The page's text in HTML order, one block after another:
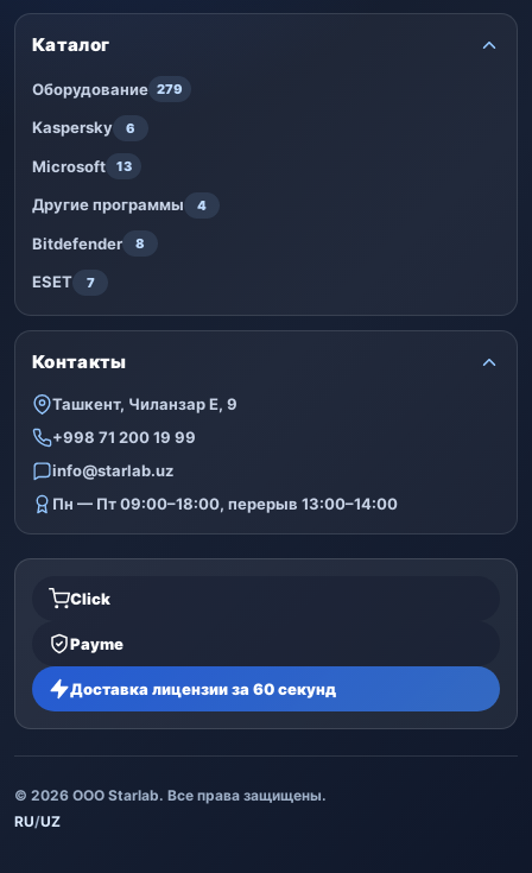
Каталог
Оборудование 279
Kaspersky 6
Microsoft 13
Другие программы 4
Bitdefender 8
ESET 7
Контакты
Ташкент, Чиланзар Е, 9
+998 71 200 19 99
info@starlab.uz
Пн — Пт 09:00–18:00, перерыв 13:00–14:00
Click
Payme
Доставка лицензии за 60 секунд
© 2026 ООО Starlab. Все права защищены.
RU/UZ